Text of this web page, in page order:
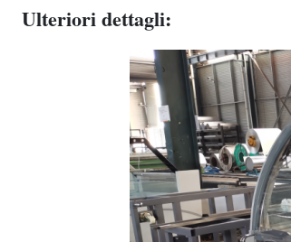
Ulteriori dettagli: